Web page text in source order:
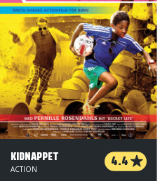
KIDNAPPET 4.4
ACTION